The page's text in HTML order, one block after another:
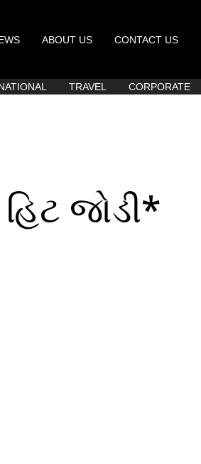
ABOUT US CONTACT US
TRAVEL CORPORATE
જોડી*